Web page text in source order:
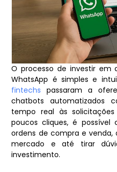
O processo de investir em
WhatsApp é simples e
fintechs passaram a
chatbots automatizados
tempo real às
poucos cliques, é possível
ordens de compra e
mercado e até tirar
investimento.